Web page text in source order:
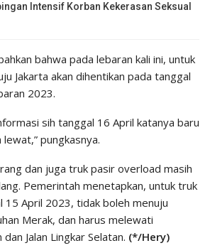
Intensif Korban Kekerasan Seksual
bahwa pada lebaran kali ini, untuk
Jakarta akan dihentikan pada tanggal
2023.
sih tanggal 16 April katanya baru
pungkasnya.
dan juga truk pasir overload masih
Pemerintah menetapkan, untuk truk
15 April 2023, tidak boleh menuju
Merak, dan harus melewati
Jalan Lingkar Selatan. (*/Hery)